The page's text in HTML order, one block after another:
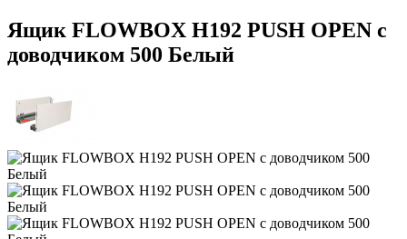
Ящик FLOWBOX H192 PUSH OPEN с
доводчиком 500 Белый